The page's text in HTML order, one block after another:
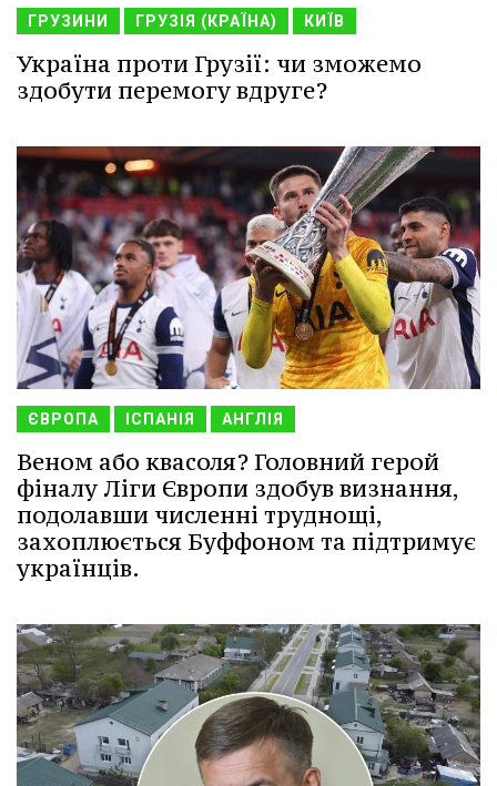
ГРУЗИНИ ГРУЗІЯ (КРАЇНА) КИЇВ
Україна проти Грузії: чи зможемо
здобути перемогу вдруге?
ЄВРОПА ІСПАНІЯ АНГЛІЯ
Веном або квасоля? Головний герой
фіналу Ліги Європи здобув визнання,
подолавши численні труднощі,
захоплюється Буффоном та підтримує
українців.